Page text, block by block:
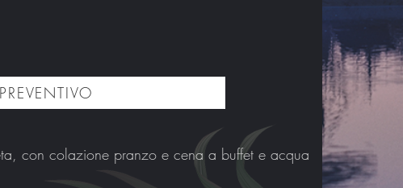
con colazione pranzo e cena a buffet e acqua